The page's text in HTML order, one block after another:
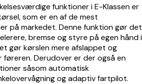
funktioner i E-Klassen er
som er en af de mest
på markedet. Denne funktion gør det
bremse og styre på egen hånd i
gør kørslen mere afslappet og
Derudover er der også en
såsom automatisk
og adaptiv fartpilot.